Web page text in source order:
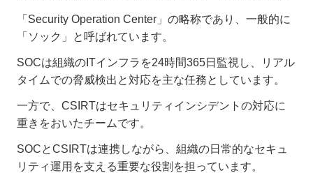
「Security Operation Center」の略称であり、一般的に
「ソック」と呼ばれています。
SOCは組織のITインフラを24時間365日監視し、リアル
タイムでの脅威検出と対応を主な任務としています。
一方で、CSIRTはセキュリティインシデントの対応に
重きをおいたチームです。
SOCとCSIRTは連携しながら、組織の日常的なセキュ
リティ運用を支える重要な役割を担っています。